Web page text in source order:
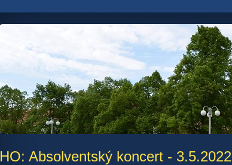
HO: Absolventský koncert - 3.5.2022